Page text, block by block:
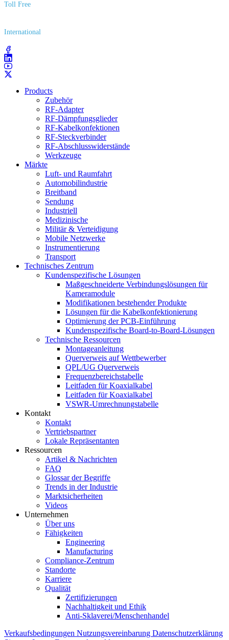
Toll Free
International
Products
Zubehör
RF-Adapter
RF-Dämpfungsglieder
RF-Kabelkonfektionen
RF-Steckverbinder
RF-Abschlusswiderstände
Werkzeuge
Märkte
Luft- und Raumfahrt
Automobilindustrie
Breitband
Sendung
Industriell
Medizinische
Militär & Verteidigung
Mobile Netzwerke
Instrumentierung
Transport
Technisches Zentrum
Kundenspezifische Lösungen
Maßgeschneiderte Verbindungslösungen für
Kameramodule
Modifikationen bestehender Produkte
Lösungen für die Kabelkonfektionierung
Optimierung der PCB-Einführung
Kundenspezifische Board-to-Board-Lösungen
Technische Ressourcen
Montageanleitung
Querverweis auf Wettbewerber
QPL/UG Querverweis
Frequenzbereichstabelle
Leitfaden für Koaxialkabel
Leitfaden für Koaxialkabel
VSWR-Umrechnungstabelle
Kontakt
Kontakt
Vertriebspartner
Lokale Repräsentanten
Ressourcen
Artikel & Nachrichten
FAQ
Glossar der Begriffe
Trends in der Industrie
Marktsicherheiten
Videos
Unternehmen
Über uns
Fähigkeiten
Engineering
Manufacturing
Compliance-Zentrum
Standorte
Karriere
Qualität
Zertifizierungen
Nachhaltigkeit und Ethik
Anti-Sklaverei/Menschenhandel
Verkaufsbedingungen Nutzungsvereinbarung Datenschutzerklärung